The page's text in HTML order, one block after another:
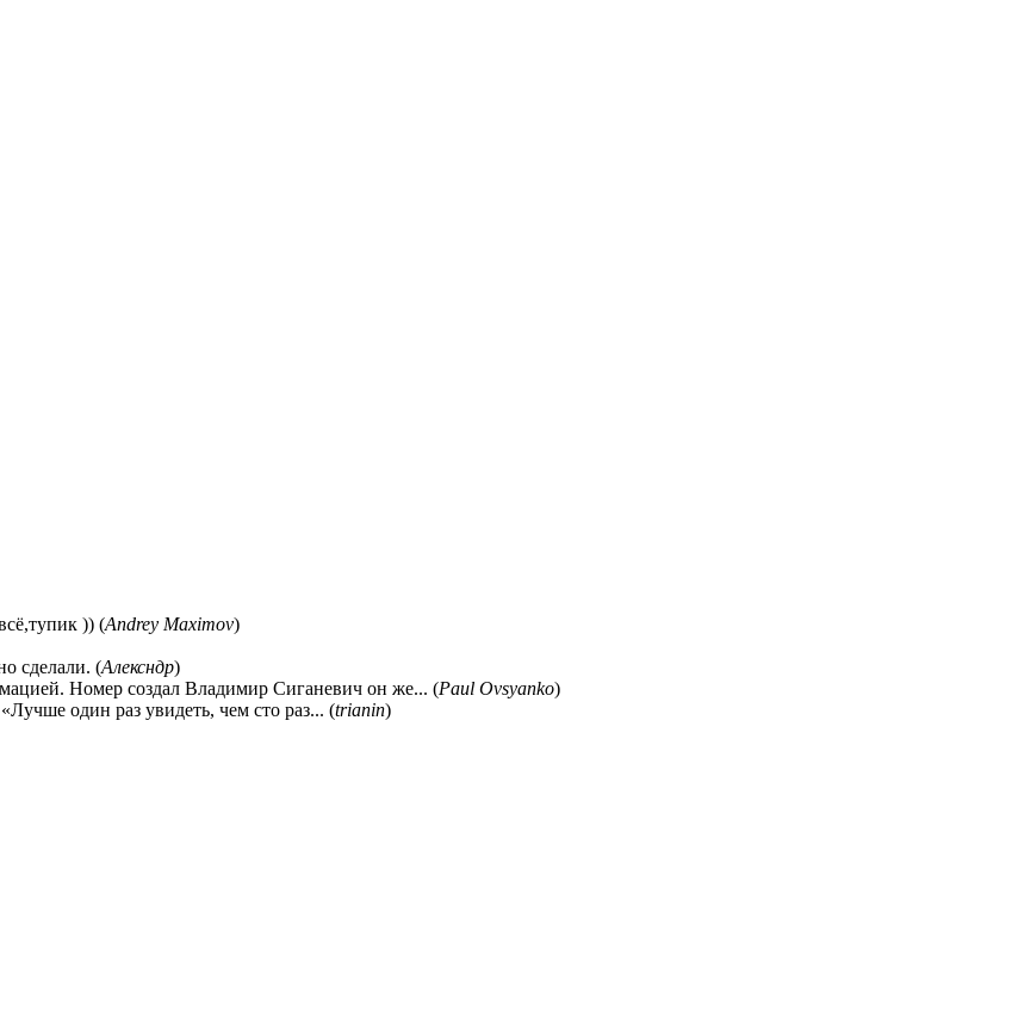
)) (Andrey Maximov)
сделали. (Алексндр)
Номер создал Владимир Сиганевич он же... (Paul Ovsyanko)
один раз увидеть, чем сто раз... (trianin)